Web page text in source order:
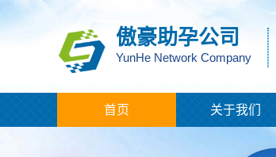
傲豪助孕公司
YunHe Network Company
首页 关于我们